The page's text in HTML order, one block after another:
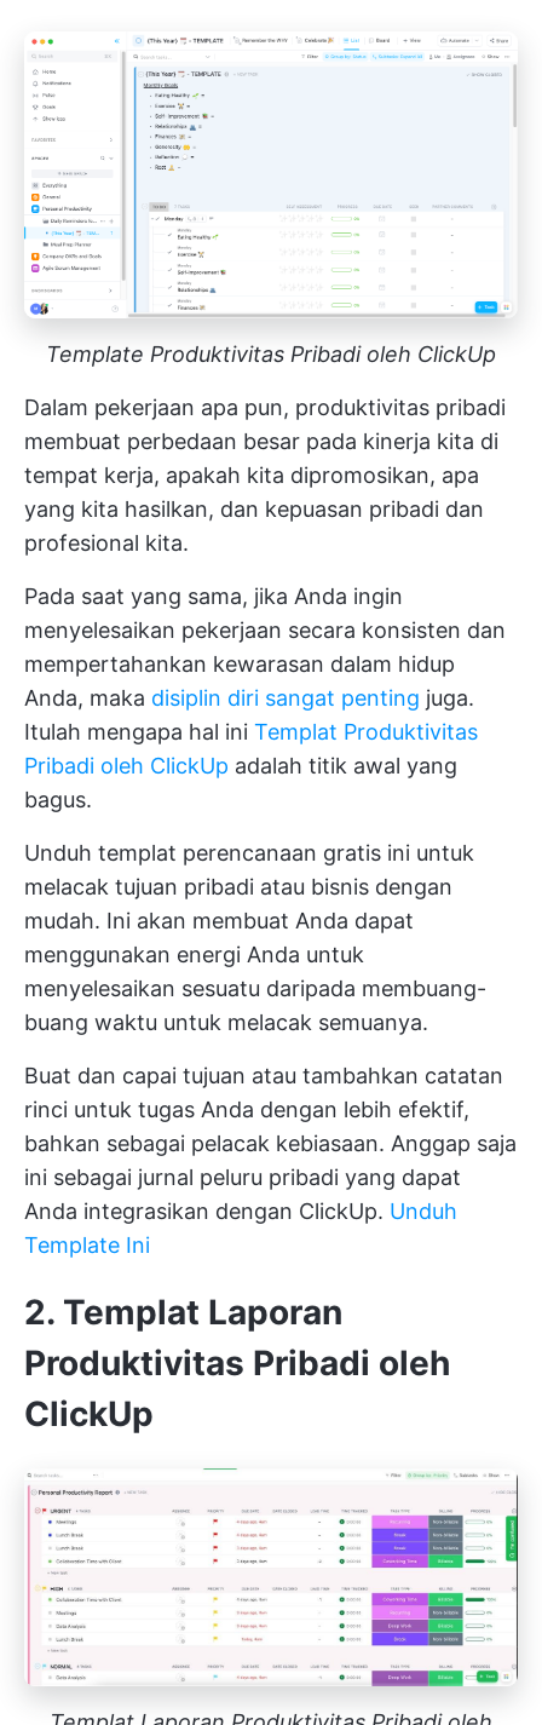
Template Produktivitas Pribadi oleh ClickUp
Dalam pekerjaan apa pun, produktivitas pribadi
membuat perbedaan besar pada kinerja kita di
tempat kerja, apakah kita dipromosikan, apa
yang kita hasilkan, dan kepuasan pribadi dan
profesional kita.
Pada saat yang sama, jika Anda ingin
menyelesaikan pekerjaan secara konsisten dan
mempertahankan kewarasan dalam hidup
Anda, maka disiplin diri sangat penting juga.
Itulah mengapa hal ini Templat Produktivitas
Pribadi oleh ClickUp adalah titik awal yang
bagus.
Unduh templat perencanaan gratis ini untuk
melacak tujuan pribadi atau bisnis dengan
mudah. Ini akan membuat Anda dapat
menggunakan energi Anda untuk
menyelesaikan sesuatu daripada membuang-
buang waktu untuk melacak semuanya.
Buat dan capai tujuan atau tambahkan catatan
rinci untuk tugas Anda dengan lebih efektif,
bahkan sebagai pelacak kebiasaan. Anggap saja
ini sebagai jurnal peluru pribadi yang dapat
Anda integrasikan dengan ClickUp. Unduh
Template Ini
2. Templat Laporan
Produktivitas Pribadi oleh
ClickUp